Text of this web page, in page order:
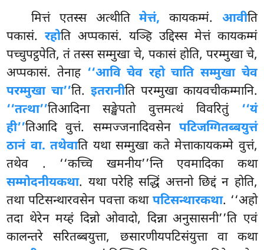
मित्तं एतस्स अत्थीतिमेत्तं, कायकम्मं. आवीति
पकासं.रहोति अप्पकासं. यञ्हि उद्दिस्स मेत्तं कायकम्मं
पच्चुपट्ठपेति, तं तस्स सम्मुखा चे, पकासं होति, परम्मुखा चे,
अप्पकासं. तेनाह ‘‘आवि चेव रहो चाति सम्मुखा चेव
परम्मुखा चा’’ति.इतरानीति परम्मुखा कायवचीकम्मानि.
‘‘तत्था’’तिआदिना सङ्खेपतो वुत्तमत्थं विवरितुं ‘‘यं
ही’’तिआदि वुत्तं. सम्मज्जनादिवसेन पटिजग्गितब्बयुत्तं
ठानं वा. तथेवाति यथा सम्मुखा कते मेत्ताकायकम्मे वुत्तं,
तथेव . ‘‘कच्चि खमनीय’’न्ति एवमादिका कथा
सम्मोदनीयकथा. यथा परेहि सद्धिं अत्तनो छिद्दं न होति,
तथा पटिसन्थारवसेन पवत्ता कथा पटिसन्थारकथा. ‘‘अहो
तदा थेरेन मय्हं दिन्नो ओवादो, दिन्ना अनुसासनी’’ति एवं
कालन्तरे सरितब्बयुत्ता, छसारणीयपटिसंयुत्ता वा कथा